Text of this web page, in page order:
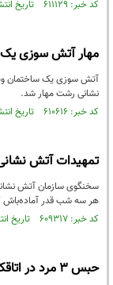
کد خبر: ۶۱۱۱۲۹ تاریخ انتشار : ۱۳۹۸/۰۳/۱۳
مهار آتش سوزی
نشانی رشت مهار شد.
کد خبر: ۶۱۰۶۱۶ تاریخ انتشار : ۱۳۹۸/۰۳/۱۰
تمهیدات آتش
سخنگوی سازمان آتش
هر سه شب قدر
کد خبر: ۶۰۹۳۱۷ تاریخ انتشار : ۱۳۹۸/۰۳/۰۳
حبس ۳ مرد در اتاقک ویران‌شده پراید + تصاویر